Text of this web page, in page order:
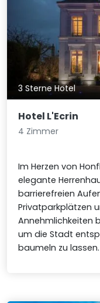
3 Sterne Hotel
Hotel L'Ecrin
4 Zimmer
Im Herzen von
elegante
barrierefreien
Privatparkplätzen
Annehmlichkeiten
um die Stadt
baumeln zu lassen.